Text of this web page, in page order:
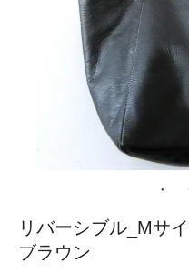
リバーシブル_Mサ
ブラウン